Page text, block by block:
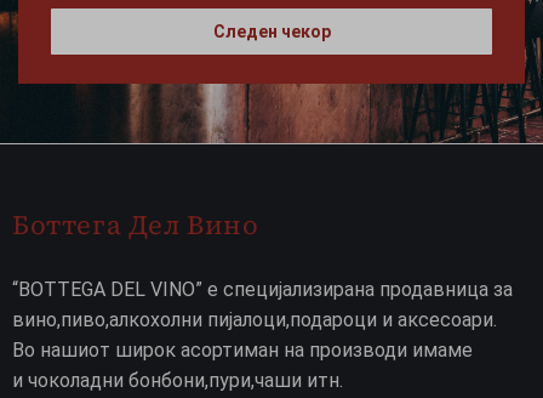
Следен чекор
Боттега Дел Вино
“BOTTEGA DEL VINO” е специјализирана продавница за
вино,пиво,алкохолни пијалоци,подароци и аксесоари.
Во нашиот широк асортиман на производи имаме
и чоколадни бонбони,пури,чаши итн.